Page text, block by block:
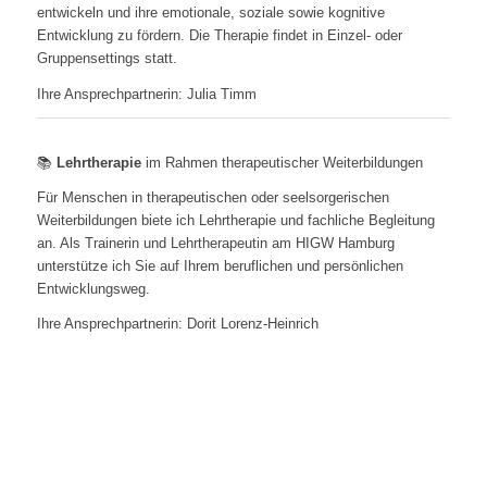
entwickeln und ihre emotionale, soziale sowie kognitive
Entwicklung zu fördern. Die Therapie findet in Einzel- oder
Gruppensettings statt.
Ihre Ansprechpartnerin: Julia Timm
📚 Lehrtherapieim Rahmen therapeutischer Weiterbildungen
Für Menschen in therapeutischen oder seelsorgerischen
Weiterbildungen biete ich Lehrtherapie und fachliche Begleitung
an. Als Trainerin und Lehrtherapeutin am HIGW Hamburg
unterstütze ich Sie auf Ihrem beruflichen und persönlichen
Entwicklungsweg.
Ihre Ansprechpartnerin: Dorit Lorenz-Heinrich